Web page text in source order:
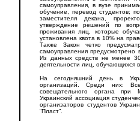
самоуправления, в вузе
обучение, перевод студентов;
заместителя декана,
утверждение решений по
проживания лиц, которые
установлена квота в 10% на
Также Закон четко
самоуправления
Из данных средств не менее
деятельности лиц, обучающихся
На сегодняшний день в
организаций. Среди них:
совещательного органа при
Украинский ассоциация
организаторов студентов
“Пласт”.